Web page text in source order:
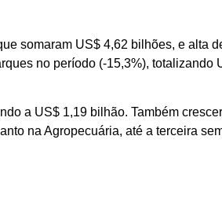
somaram US$ 4,62 bilhões, e alta
no período (-15,3%), totalizando
a US$ 1,19 bilhão. Também
na Agropecuária, até a terceira